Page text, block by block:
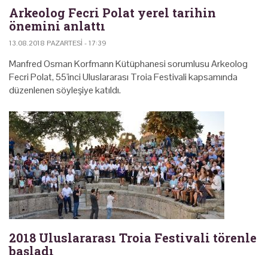
Arkeolog Fecri Polat yerel tarihin
önemini anlattı
13.08.2018 PAZARTESI - 17:39
Manfred Osman Korfmann Kütüphanesi sorumlusu Arkeolog
Fecri Polat, 55'inci Uluslararası Troia Festivali kapsamında
düzenlenen söyleşiye katıldı.
2018 Uluslararası Troia Festivali törenle
başladı